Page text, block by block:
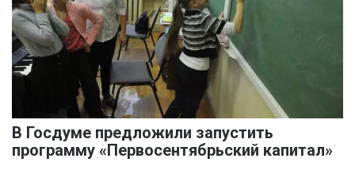
В Госдуме предложили запустить
программу «Первосентябрьский капитал»